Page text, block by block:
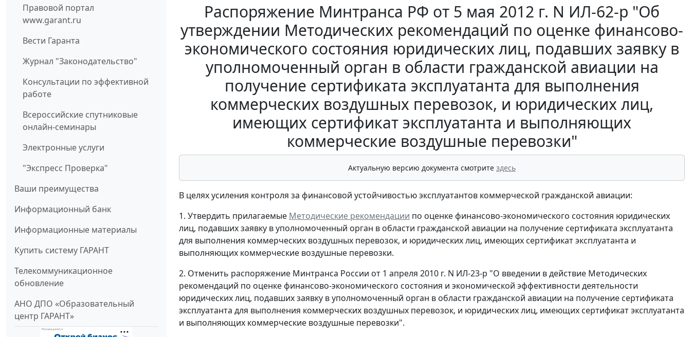
Правовой портал
www.garant.ru
Вести Гаранта
Журнал "Законодательство"
Консультации по эффективной
работе
Всероссийские спутниковые
онлайн-семинары
Электронные услуги
"Экспресс Проверка"
Ваши преимущества
Информационный банк
Информационные материалы
Купить систему ГАРАНТ
Телекоммуникационное
обновление
АНО ДПО «Образовательный
центр ГАРАНТ»
Распоряжение Минтранса РФ от 5 мая 2012 г. N ИЛ-62-р "Об
утверждении Методических рекомендаций по оценке финансово-
экономического состояния юридических лиц, подавших заявку в
уполномоченный орган в области гражданской авиации на
получение сертификата эксплуатанта для выполнения
коммерческих воздушных перевозок, и юридических лиц,
имеющих сертификат эксплуатанта и выполняющих
коммерческие воздушные перевозки"
Актуальную версию документа смотрите здесь
В целях усиления контроля за финансовой устойчивостью эксплуатантов коммерческой гражданской авиации:
1. Утвердить прилагаемые Методические рекомендации по оценке финансово-экономического состояния юридических
лиц, подавших заявку в уполномоченный орган в области гражданской авиации на получение сертификата эксплуатанта
для выполнения коммерческих воздушных перевозок, и юридических лиц, имеющих сертификат эксплуатанта и
выполняющих коммерческие воздушные перевозки.
2. Отменить распоряжение Минтранса России от 1 апреля 2010 г. N ИЛ-23-р "О введении в действие Методических
рекомендаций по оценке финансово-экономического состояния и экономической эффективности деятельности
юридических лиц, подавших заявку в уполномоченный орган в области гражданской авиации на получение сертификата
эксплуатанта для выполнения коммерческих воздушных перевозок, и юридических лиц, имеющих сертификат эксплуатанта
и выполняющих коммерческие воздушные перевозки".